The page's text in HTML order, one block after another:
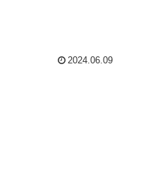
2024.06.09